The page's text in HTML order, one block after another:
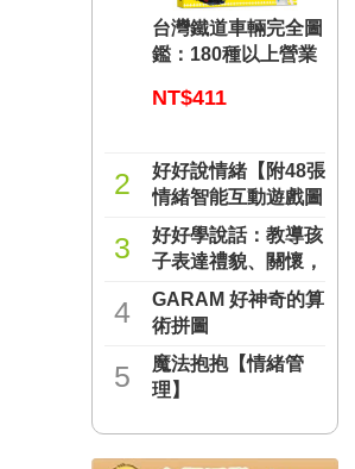
台灣鐵道車輛完全圖
鑑：180種以上營業
NT$411
2
好好說情緒【附48張
情緒智能互動遊戲圖
卡】
NT$277
3
好好學說話：教導孩
子表達禮貌、關懷，
避免衝突的溝通方法
（附18張好人緣互動
遊戲圖卡）
NT$237
4
GARAM 好神奇的算
術拼圖
NT$221
5
魔法抱抱【情緒管
理】
NT$221